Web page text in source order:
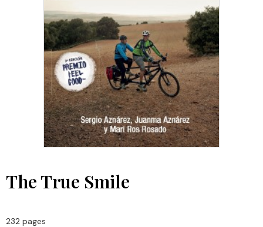
The True Smile
232 pages